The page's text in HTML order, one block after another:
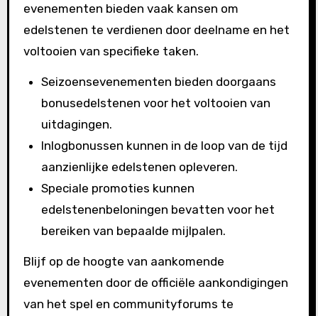
evenementen bieden vaak kansen om
edelstenen te verdienen door deelname en het
voltooien van specifieke taken.
Seizoensevenementen bieden doorgaans
bonusedelstenen voor het voltooien van
uitdagingen.
Inlogbonussen kunnen in de loop van de tijd
aanzienlijke edelstenen opleveren.
Speciale promoties kunnen
edelstenenbeloningen bevatten voor het
bereiken van bepaalde mijlpalen.
Blijf op de hoogte van aankomende
evenementen door de officiële aankondigingen
van het spel en communityforums te